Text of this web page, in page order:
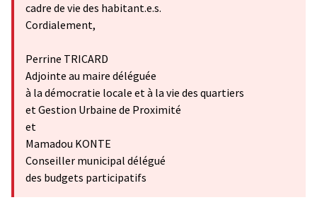
cadre de vie des habitant.e.s.
Cordialement,
Perrine TRICARD
Adjointe au maire déléguée
à la démocratie locale et à la vie des quartiers
et Gestion Urbaine de Proximité
et
Mamadou KONTE
Conseiller municipal délégué
des budgets participatifs